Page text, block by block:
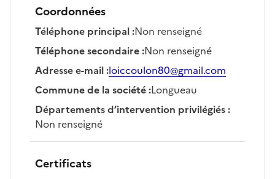
Coordonnées
Téléphone principal:Non renseigné
Téléphone secondaire:Non renseigné
Adresse e-mail:loiccoulon80@gmail.com
Commune de la société:Longueau
Départements d’intervention privilégiés:
Non renseigné
Certificats